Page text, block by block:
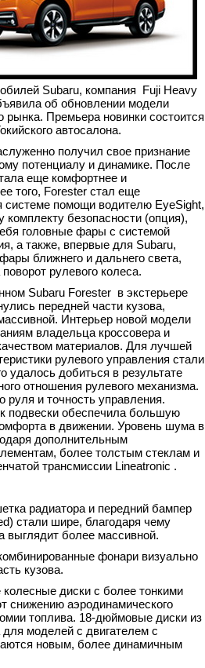
Subaru, компания Fuji Heavy
об обновлении модели
рынка. Премьера новинки состоится
автосалона.
получил свое признание
потенциалу и динамике. После
еще комфортнее и
того, Forester стал еще
системе помощи водителю EyeSight,
безопасности (опция),
головные фары с системой
а также, впервые для Subaru,
ближнего и дальнего света,
рулевого колеса.
Subaru Forester в экстерьере
передней части кузова,
Интерьер новой модели
владельца кроссовера и
материалов. Для лучшей
рулевого управления стали
удалось добиться в результате
отношения рулевого механизма.
руля и точность управления.
подвески обеспечила большую
в движении. Уровень шума в
дополнительным
более толстым стеклам и
трансмиссии Lineatronic .
радиатора и передний бампер
стали шире, благодаря чему
выглядит более массивной.
фонари визуально
кузова.
диски с более тонкими
снижению аэродинамического
топлива. 18-дюймовые диски из
моделей с двигателем с
новым, более динамичным